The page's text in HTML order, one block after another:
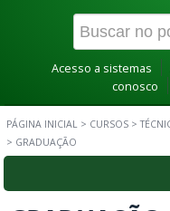
Acesso a sistemas
conosco
PÁGINA INICIAL > CURSOS >
> GRADUAÇÃO